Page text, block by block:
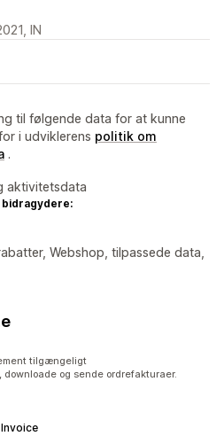
IN
til følgende data for at kunne
i udviklerens politik om
.
aktivitetsdata
bidragydere:
Webshop, tilpassede data,
tilgængeligt
downloade og sende ordrefakturaer.